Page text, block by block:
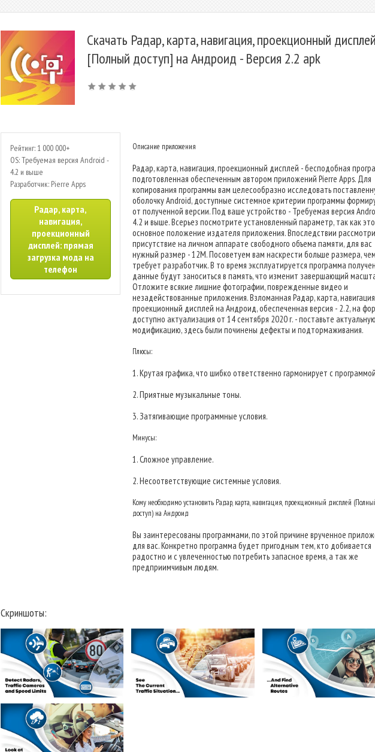
Скачать Радар, карта, навигация, проекционный дисплей
[Полный доступ] на Андроид - Версия 2.2 apk
Рейтинг: 1 000 000+
OS: Требуемая версия Android -
4.2 и выше
Разработчик: Pierre Apps
Радар, карта,
навигация,
проекционный
дисплей: прямая
загрузка мода на
телефон
Описание приложения
Радар, карта, навигация, проекционный дисплей - бесподобная
подготовленная обеспеченным автором приложений Pierre Apps. Для
копирования программы вам целесообразно исследовать
оболочку Android, доступные системное критерии программы
от полученной версии. Под ваше устройство - Требуемая версия
4.2 и выше. Всерьез посмотрите установленный параметр, так как это
основное положение издателя приложения. Впоследствии
присутствие на личном аппарате свободного объема памяти, для вас
нужный размер - 12M. Посоветуем вам наскрести больше размера, чем
требует разработчик. В то время эксплуатируется программа
данные будут заноситься в память, что изменит завершающий
Отложите всякие лишние фотографии, поврежденные видео и
незадействованные приложения. Взломанная Радар, карта,
проекционный дисплей на Андроид, обеспеченная версия - 2.2, на
доступно актуализация от 14 сентября 2020 г. - поставьте актуальную
модификацию, здесь были починены дефекты и подтормаживания.
Плюсы:
1. Крутая графика, что шибко ответственно гармонирует с
2. Приятные музыкальные тоны.
3. Затягивающие программные условия.
Минусы:
1. Сложное управление.
2. Несоответствующие системные условия.
Кому необходимо установить Радар, карта, навигация, проекционный дисплей
доступ) на Андроид
Вы заинтересованы программами, по этой причине врученное
для вас. Конкретно программа будет пригодным тем, кто добивается
радостно и с увлеченностью потребить запасное время, а так же
предприимчивым людям.
Скриншоты: